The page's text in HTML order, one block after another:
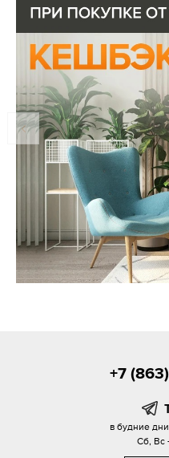
+7
в будние
Сб, Вс